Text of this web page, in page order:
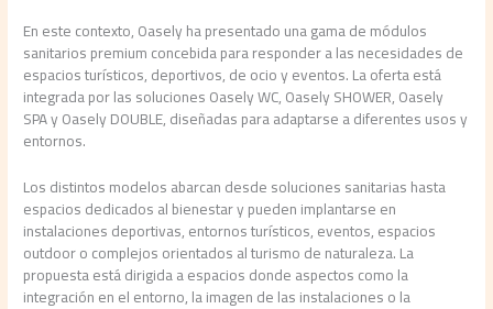
En este contexto, Oasely ha presentado una gama de módulos
sanitarios premium concebida para responder a las necesidades de
espacios turísticos, deportivos, de ocio y eventos. La oferta está
integrada por las soluciones Oasely WC, Oasely SHOWER, Oasely
SPA y Oasely DOUBLE, diseñadas para adaptarse a diferentes usos y
entornos.
Los distintos modelos abarcan desde soluciones sanitarias hasta
espacios dedicados al bienestar y pueden implantarse en
instalaciones deportivas, entornos turísticos, eventos, espacios
outdoor o complejos orientados al turismo de naturaleza. La
propuesta está dirigida a espacios donde aspectos como la
integración en el entorno, la imagen de las instalaciones o la